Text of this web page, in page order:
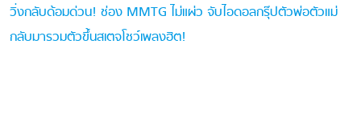
วิ่งกลับด้อมด่วน! ช่อง MMTG ไม่แผ่ว จับไอดอลกรุ๊ปตัวพ่อตัวแม่
กลับมารวมตัวขึ้นสเตจโชว์เพลงฮิต!